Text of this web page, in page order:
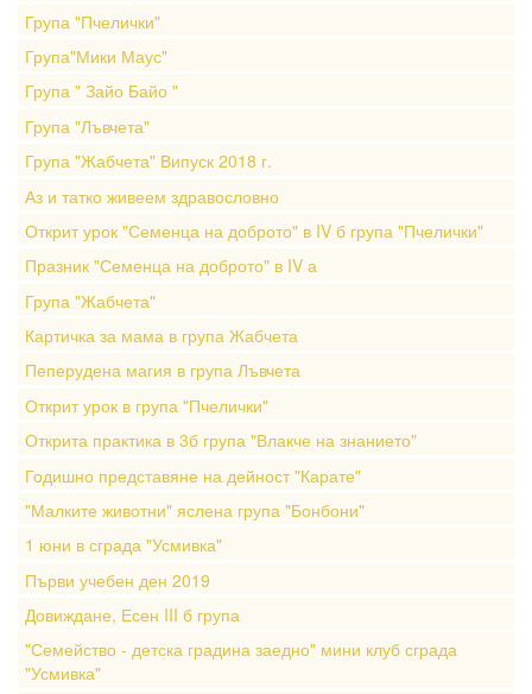
Група "Пчелички"
Група"Мики Маус"
Група " Зайо Байо "
Група "Лъвчета"
Група "Жабчета" Випуск 2018 г.
Аз и татко живеем здравословно
Открит урок "Семенца на доброто" в IV б група "Пчелички"
Празник "Семенца на доброто" в IV а
Група "Жабчета"
Картичка за мама в група Жабчета
Пеперудена магия в група Лъвчета
Открит урок в група "Пчелички"
Открита практика в 3б група "Влакче на знанието"
Годишно представяне на дейност "Карате"
"Малките животни" яслена група "Бонбони"
1 юни в сграда "Усмивка"
Първи учебен ден 2019
Довиждане, Есен III б група
"Семейство - детска градина заедно" мини клуб сграда
"Усмивка"